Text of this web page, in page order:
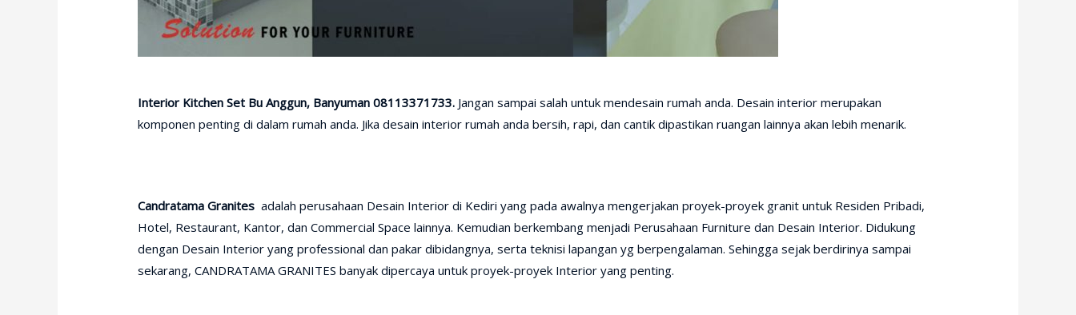
Interior Kitchen Set Bu Anggun, Banyuman 08113371733. Jangan sampai salah untuk mendesain rumah anda. Desain interior merupakan
komponen penting di dalam rumah anda. Jika desain interior rumah anda bersih, rapi, dan cantik dipastikan ruangan lainnya akan lebih menarik.
Candratama Granitesadalah perusahaan Desain Interior di Kediri yang pada awalnya mengerjakan proyek-proyek granit untuk Residen Pribadi,
Hotel, Restaurant, Kantor, dan Commercial Space lainnya. Kemudian berkembang menjadi Perusahaan Furniture dan Desain Interior. Didukung
dengan Desain Interior yang professional dan pakar dibidangnya, serta teknisi lapangan yg berpengalaman. Sehingga sejak berdirinya sampai
sekarang, CANDRATAMA GRANITES banyak dipercaya untuk proyek-proyek Interior yang penting.